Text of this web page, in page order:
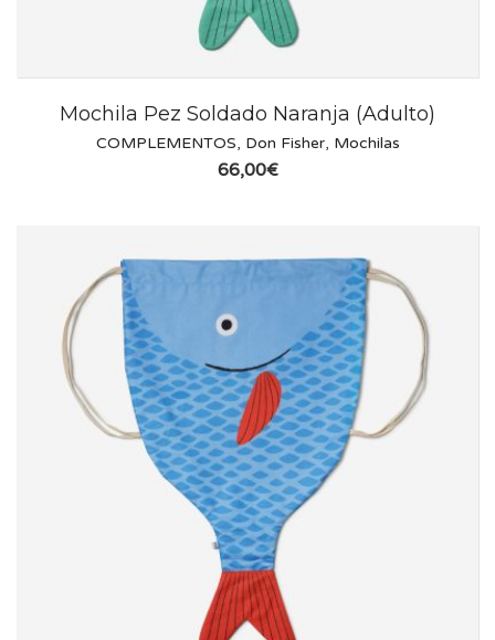
Mochila Pez Soldado Naranja (Adulto)
COMPLEMENTOS, Don Fisher, Mochilas
66,00€